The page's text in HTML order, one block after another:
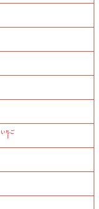
いちご
I